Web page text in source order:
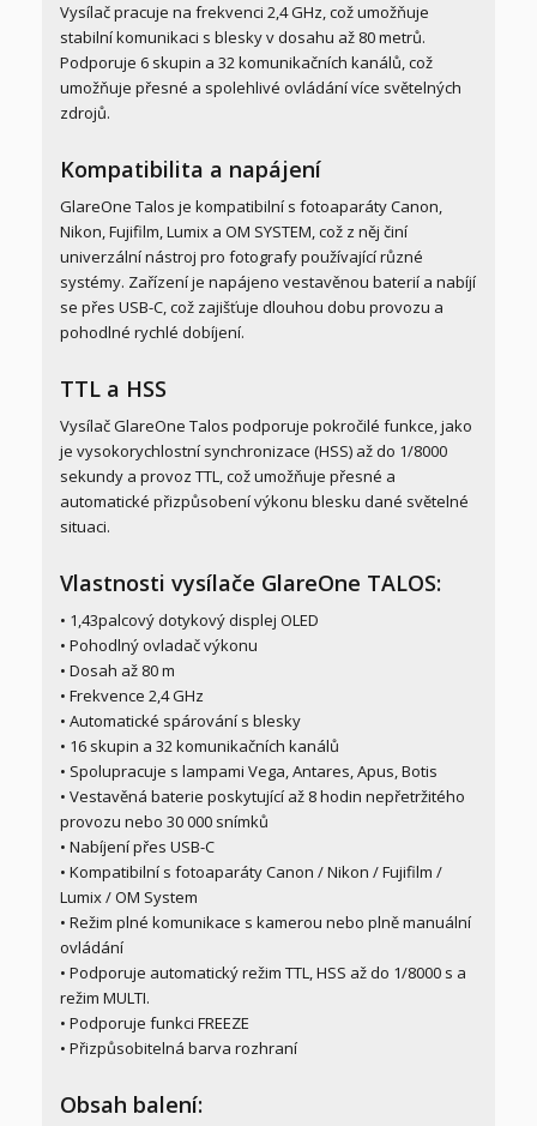
Vysílač pracuje na frekvenci 2,4 GHz, což umožňuje
stabilní komunikaci s blesky v dosahu až 80 metrů.
Podporuje 6 skupin a 32 komunikačních kanálů, což
umožňuje přesné a spolehlivé ovládání více světelných
zdrojů.
Kompatibilita a napájení
GlareOne Talos je kompatibilní s fotoaparáty Canon,
Nikon, Fujifilm, Lumix a OM SYSTEM, což z něj činí
univerzální nástroj pro fotografy používající různé
systémy. Zařízení je napájeno vestavěnou baterií a nabíjí
se přes USB-C, což zajišťuje dlouhou dobu provozu a
pohodlné rychlé dobíjení.
TTL a HSS
Vysílač GlareOne Talos podporuje pokročilé funkce, jako
je vysokorychlostní synchronizace (HSS) až do 1/8000
sekundy a provoz TTL, což umožňuje přesné a
automatické přizpůsobení výkonu blesku dané světelné
situaci.
Vlastnosti vysílače GlareOne TALOS:
• 1,43palcový dotykový displej OLED
• Pohodlný ovladač výkonu
• Dosah až 80 m
• Frekvence 2,4 GHz
• Automatické spárování s blesky
• 16 skupin a 32 komunikačních kanálů
• Spolupracuje s lampami Vega, Antares, Apus, Botis
• Vestavěná baterie poskytující až 8 hodin nepřetržitého
provozu nebo 30 000 snímků
• Nabíjení přes USB-C
• Kompatibilní s fotoaparáty Canon / Nikon / Fujifilm /
Lumix / OM System
• Režim plné komunikace s kamerou nebo plně manuální
ovládání
• Podporuje automatický režim TTL, HSS až do 1/8000 s a
režim MULTI.
• Podporuje funkci FREEZE
• Přizpůsobitelná barva rozhraní
Obsah balení: